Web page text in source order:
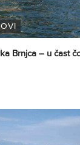
Brnjca – u čast